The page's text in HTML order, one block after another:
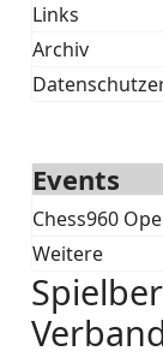
Links
Archiv
Events
Chess960
Weitere